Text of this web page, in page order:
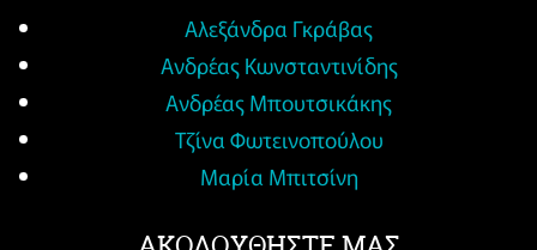
Αλεξάνδρα Γκράβας
Ανδρέας Κωνσταντινίδης
Ανδρέας Μπουτσικάκης
Τζίνα Φωτεινοπούλου
Μαρία Μπιτσίνη